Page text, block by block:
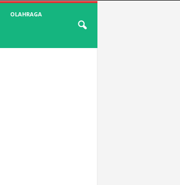
OLAHRAGA